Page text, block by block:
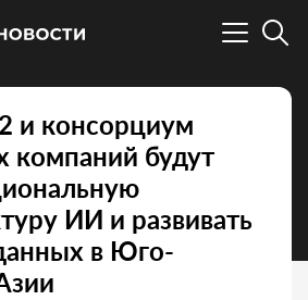
и консорциум
компаний будут
ИИ и развивать
в Юго-